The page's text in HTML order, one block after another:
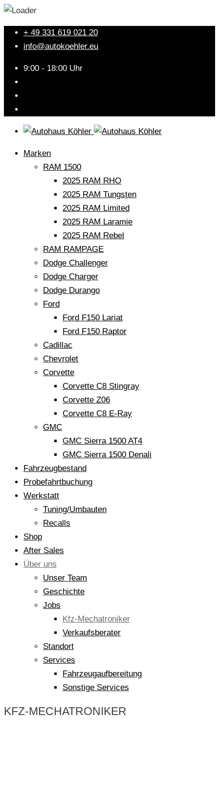
+ 49 331 619 021 20
info@autokoehler.eu
9:00 - 18:00 Uhr
Marken
RAM 1500
2025 RAM RHO
2025 RAM Tungsten
2025 RAM Limited
2025 RAM Laramie
2025 RAM Rebel
RAM RAMPAGE
Dodge Challenger
Dodge Charger
Dodge Durango
Ford
Ford F150 Lariat
Ford F150 Raptor
Cadillac
Chevrolet
Corvette
Corvette C8 Stingray
Corvette Z06
Corvette C8 E-Ray
GMC
GMC Sierra 1500 AT4
GMC Sierra 1500 Denali
Fahrzeugbestand
Probefahrtbuchung
Werkstatt
Tuning/Umbauten
Recalls
Shop
After Sales
Über uns
Unser Team
Geschichte
Jobs
Kfz-Mechatroniker
Verkaufsberater
Standort
Services
Fahrzeugaufbereitung
Sonstige Services
KFZ-MECHATRONIKER